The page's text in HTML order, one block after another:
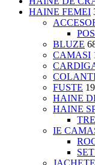
HAINE FEMEI
BLUZE
CAMASI
FUSTE
HAINE
HAINE
IE